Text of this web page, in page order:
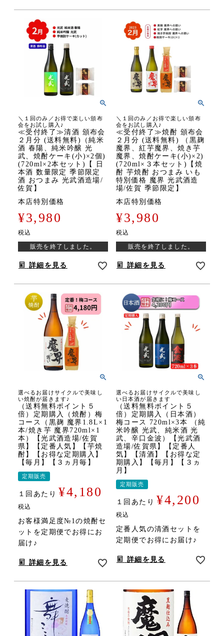
＼１回のみ／お得で楽しい頒布
会をお試し購入♪
≪受付終了≫清酒 頒布会
２月分 (送料無料)（純米
酒 春陽、純米吟醸 光
武、焼酎ケーキ(小)×2個)
(720ml×2本セット)【 日
本酒 数量限定 季節限定
酒 おつまみ 光武酒造場/
佐賀】
本店特別価格
¥3,980
税込
販売を終了しました。
詳細を見る
＼１回のみ／お得で楽しい頒布
会をお試し購入♪
≪受付終了≫焼酎 頒布会
２月分 (送料無料) （黒麹
魔界、紅芋魔界、焼き芋
魔界、焼酎ケーキ(小)×2)
(720ml×３本セット)【焼
酎 芋焼酎 おつまみ いも
特別価格 魔界 光武酒造
場/佐賀 季節限定】
本店特別価格
¥3,980
税込
販売を終了しました。
詳細を見る
選べるお届けサイクルで美味し
い焼酎が届きます♪
（送料無料ポイント５
倍）定期購入（焼酎）梅
コース（黒麹 魔界1.8L×1
本/焼き芋 魔界720ml×1
本）【光武酒造場/佐賀
県】【定番人気】【芋焼
酎】【お得な定期購入】
【毎月】【３ヵ月毎】
定期販売
１回あたり ¥4,180
税込
お客様満足度№1の焼酎セ
ットを定期便でお得にお
届け♪
詳細を見る
選べるお届けサイクルで美味し
い日本酒が届きます
（送料無料ポイント５
倍）定期購入（日本酒）
梅コース 720ml×3本 （純
米吟醸 光武、純米酒 光
武、辛口金波）【光武酒
造場/佐賀県】【定番人
気】【清酒】【お得な定
期購入】【毎月】【３ヵ
月】
定期販売
１回あたり ¥4,200
税込
定番人気の清酒セットを
定期便でお得にお届け♪
詳細を見る